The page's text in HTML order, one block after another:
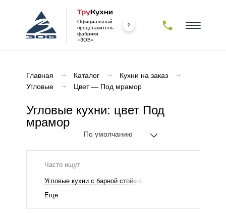
Официальный
представитель
фабрики
«ЗОВ»
Фасады
Алюминий
Декоративные
Столешницы
Пластик
Камень
кварцевый
Новинки
Кухни на заказ
Прочее
Проекты
Главная Каталог
Кухни на заказ
Угловые
Цвет — Под мрамор
Угловые кухни: цвет Под
мрамор
Часто ищут
Угловые кухни с барной стойкой
Еще